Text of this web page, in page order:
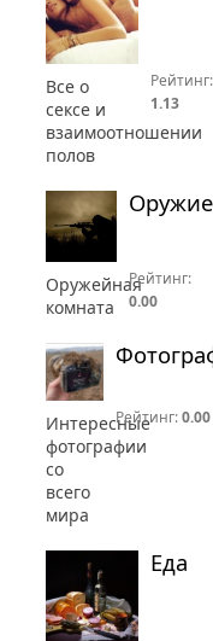
Все о
сексе и
взаимоотношении
полов
Рейтинг:
1.13
Оружие
Оружейная
комната
Рейтинг:
0.00
Интересные
фотографии
со
всего
мира
Рейтинг:0.00
Еда